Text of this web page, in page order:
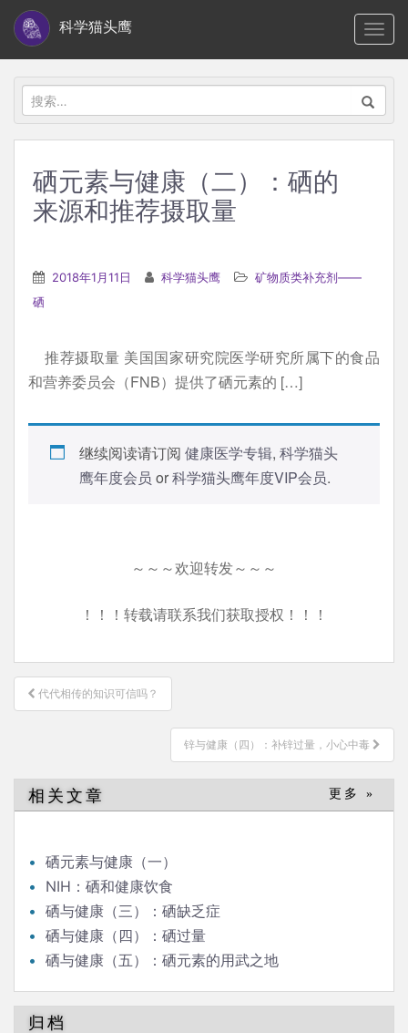
i
科学猫头鹰
搜
索：
硒元素与健康（二）：硒的
来源和推荐摄取量
2018年1月11日 科学猫头鹰
矿物质类补充剂——
硒
推荐摄取量 美国国家研究院医学研究所属下的食品
和营养委员会（FNB）提供了硒元素的 […]
继续阅读请订阅 健康医学专辑, 科学猫头
鹰年度会员 or科学猫头鹰年度VIP会员.
～～～欢迎转发～～～
！！！转载请联系我们获取授权！！！
文
章
代代相传的知识可信吗？
锌与健康（四）：补锌过量，小心中毒
相关文章 更多 »
硒元素与健康（一）
NIH：硒和健康饮食
硒与健康（三）：硒缺乏症
硒与健康（四）：硒过量
硒与健康（五）：硒元素的用武之地
归档